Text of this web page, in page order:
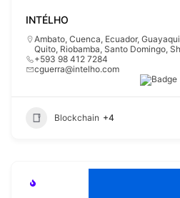
INTÉLHO
Ambato, Cuenca, Ecuador,
Quito, Riobamba, Santo Domingo,
+593 98 412 7284
cguerra@intelho.com
Blockchain +4